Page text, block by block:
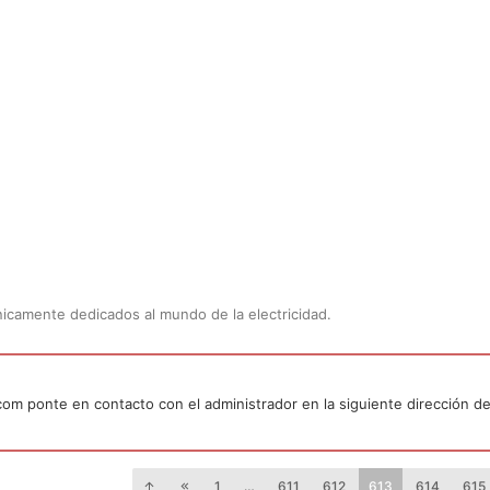
dedicados al mundo de la electricidad.
ponte en contacto con el administrador en la siguiente dirección
1 … 611 612 613 614 615